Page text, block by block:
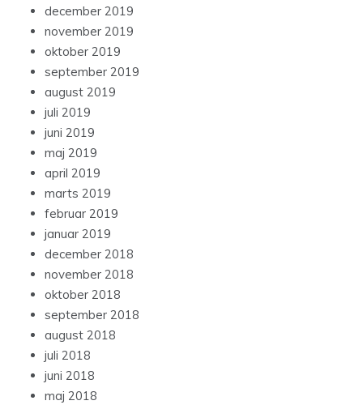
december 2019
november 2019
oktober 2019
september 2019
august 2019
juli 2019
juni 2019
maj 2019
april 2019
marts 2019
februar 2019
januar 2019
december 2018
november 2018
oktober 2018
september 2018
august 2018
juli 2018
juni 2018
maj 2018